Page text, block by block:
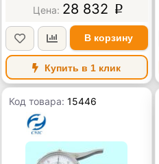
28 832 p
В корзину
Купить в 1 клик
Код товара:15446